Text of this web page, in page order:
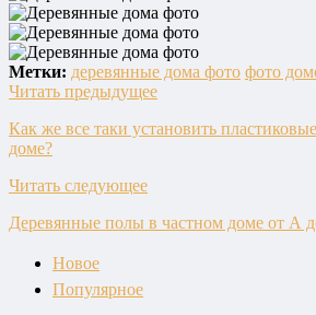
Метки: деревянные дома фото фото
Читать предыдущее
Как же все таки установить
доме?
Читать следующее
Деревянные полы в частном доме от А
Новое
Популярное